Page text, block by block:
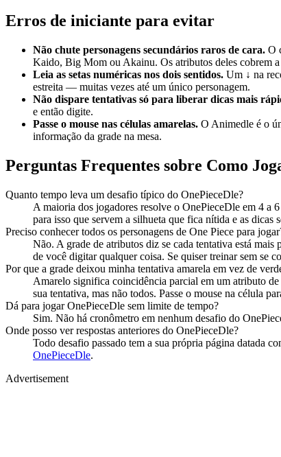
Erros de iniciante para evitar
Não chute personagens secundários raros de cara. O
Kaido, Big Mom ou Akainu. Os atributos deles cobrem
Leia as setas numéricas nos dois sentidos. Um ↓ na
estreita — muitas vezes até um único personagem.
Não dispare tentativas só para liberar dicas mais
e então digite.
Passe o mouse nas células amarelas. O Animedle é o
informação da grade na mesa.
Perguntas Frequentes sobre Como
Quanto tempo leva um desafio típico do OnePieceDle?
A maioria dos jogadores resolve o OnePieceDle em 4 a
para isso que servem a silhueta que fica nítida e as dicas
Preciso conhecer todos os personagens de One Piece para
Não. A grade de atributos diz se cada tentativa está
de você digitar qualquer coisa. Se quiser treinar sem se
Por que a grade deixou minha tentativa amarela em vez de
Amarelo significa coincidência parcial em um atributo
sua tentativa, mas não todos. Passe o mouse na célula
Dá para jogar OnePieceDle sem limite de tempo?
Sim. Não há cronômetro em nenhum desafio do
Onde posso ver respostas anteriores do OnePieceDle?
Todo desafio passado tem a sua própria página datada
OnePieceDle.
Advertisement